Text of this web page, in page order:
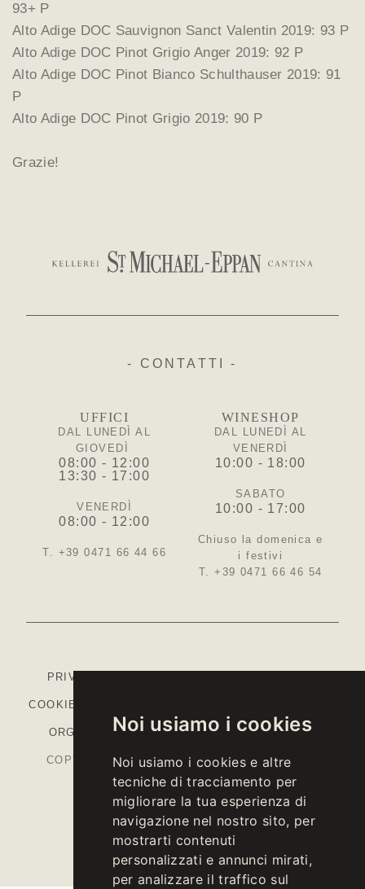
Noi usiamo i cookies
Noi usiamo i cookies e altre
tecniche di tracciamento per
migliorare la tua esperienza di
navigazione nel nostro sito, per
mostrarti contenuti
personalizzati e annunci mirati,
per analizzare il traffico sul
93+ P
Alto Adige DOC Sauvignon Sanct Valentin 2019: 93 P
Alto Adige DOC Pinot Grigio Anger 2019: 92 P
Alto Adige DOC Pinot Bianco Schulthauser 2019: 91
P
Alto Adige DOC Pinot Grigio 2019: 90 P
Grazie!
UFFICI
DAL LUNEDÌ AL
GIOVEDÌ
08:00 - 12:00
13:30 - 17:00
VENERDÌ
08:00 - 12:00
T. +39 0471 66 44 66
- CONTATTI -
WINESHOP
DAL LUNEDÌ AL
VENERDÌ
10:00 - 18:00
SABATO
10:00 - 17:00
Chiuso la domenica e
i festivi
T. +39 0471 66 46 54
PRIVACY
COOKIE
ORGANIZZATIVO -PIANO STRATEGICO PAC
COPYRIGHT © 2026 KELLEREI ST. MICHAEL-
EPPAN CANTINA
P.IVA IT00126670215